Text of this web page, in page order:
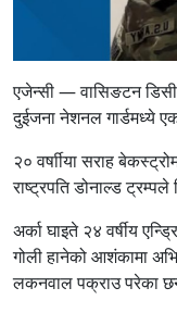
एजेन्सी — वासिङटन
दुईजना नेशनल गार्डमध्ये
२० वर्षाीया सराह
राष्ट्रपति डोनाल्ड
अर्का घाइते २४ वर्षीय
गोली हानेको आशंकामा
लकनवाल पक्राउ परेका